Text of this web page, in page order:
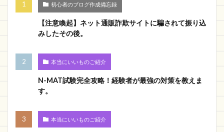
初心者のブログ作成備忘録
【注意喚起】ネット通販詐欺サイトに騙されて振り込
みしたその後。
本当にいいものご紹介
N-MAT試験完全攻略！経験者が最強の対策を教えま
す。
本当にいいものご紹介